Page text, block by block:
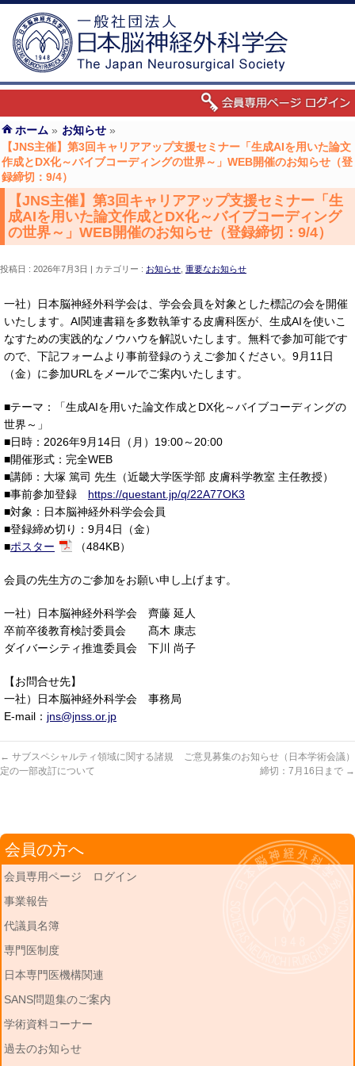
ホーム » お知らせ »
【JNS主催】第3回キャリアアップ支援セミナー「生成AIを用いた論文
作成とDX化～バイブコーディングの世界～」WEB開催のお知らせ（登
録締切：9/4）
【JNS主催】第3回キャリアアップ支援セミナー「生
成AIを用いた論文作成とDX化～バイブコーディング
の世界～」WEB開催のお知らせ（登録締切：9/4）
投稿日 : 2026年7月3日 カテゴリー : お知らせ 重要なお知らせ
一社）日本脳神経外科学会は、学会会員を対象とした標記の会を開催
いたします。AI関連書籍を多数執筆する皮膚科医が、生成AIを使いこ
なすための実践的なノウハウを解説いたします。無料で参加可能です
ので、下記フォームより事前登録のうえご参加ください。9月11日
（金）に参加URLをメールでご案内いたします。
■テーマ：「生成AIを用いた論文作成とDX化～バイブコーディングの
世界～」
■日時：2026年9月14日（月）19:00～20:00
■開催形式：完全WEB
■講師：大塚 篤司 先生（近畿大学医学部 皮膚科学教室 主任教授）
■事前参加登録 https://questant.jp/q/22A77OK3
■対象：日本脳神経外科学会会員
■登録締め切り：9月4日（金）
■ポスター （484KB）
会員の先生方のご参加をお願い申し上げます。
一社）日本脳神経外科学会 齊藤 延人
卒前卒後教育検討委員会 髙木 康志
ダイバーシティ推進委員会 下川 尚子
【お問合せ先】
一社）日本脳神経外科学会 事務局
E-mail： jns@jnss.or.jp
← サブスペシャルティ領域に関する諸規
定の一部改訂について
ご意見募集のお知らせ（日本学術会議）
締切：7月16日まで →
会員の方へ
会員専用ページ ログイン
事業報告
代議員名簿
専門医制度
日本専門医機構関連
SANS問題集のご案内
学術資料コーナー
過去のお知らせ